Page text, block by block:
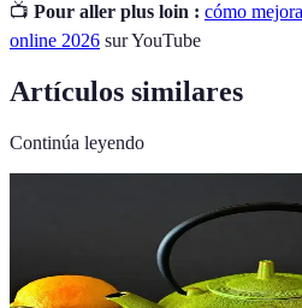
📺 Pour aller plus loin : cómo
online 2026 sur YouTube
Artículos similares
Continúa leyendo